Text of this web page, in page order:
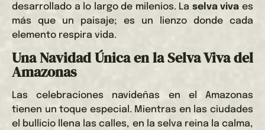
desarrollado a lo largo de milenios. La selva viva es
más que un paisaje; es un lienzo donde cada
elemento respira vida.
Una Navidad Única en la Selva Viva del
Amazonas
Las celebraciones navideñas en el Amazonas
tienen un toque especial. Mientras en las ciudades
el bullicio llena las calles, en la selva reina la calma,